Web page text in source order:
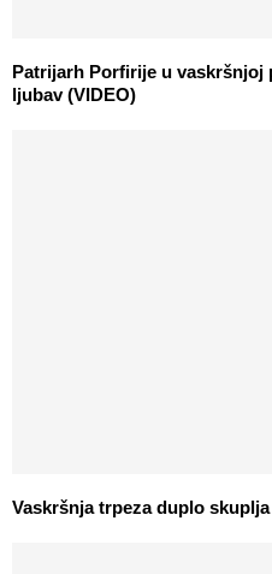
Patrijarh Porfirije u vaskršnjoj
ljubav (VIDEO)
Vaskršnja trpeza duplo